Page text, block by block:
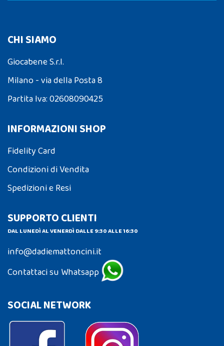
CHI SIAMO
Giocabene S.r.l.
Milano - via della Posta 8
Partita Iva: 02608090425
INFORMAZIONI SHOP
Fidelity Card
Condizioni di Vendita
Spedizioni e Resi
SUPPORTO CLIENTI
DAL LUNEDÌ AL VENERDÌ DALLE 9:30 ALLE 16:30
info@dadiemattoncini.it
Contattaci su Whatsapp
SOCIAL NETWORK